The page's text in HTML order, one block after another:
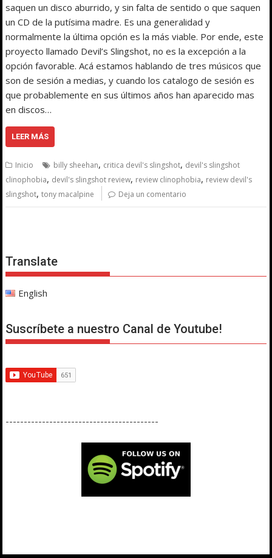
saquen un disco aburrido, y sin falta de sentido o que saquen
un CD de la putísima madre. Es una generalidad y
normalmente la última opción es la más viable. Por ende, este
proyecto llamado Devil’s Slingshot, no es la excepción a la
opción favorable. Acá estamos hablando de tres músicos que
son de sesión a medias, y cuando los catalogo de sesión es
que probablemente en sus últimos años han aparecido mas
en discos…
LEER MÁS
Inicio billy sheehan, critica devil's slingshot, devil's slingshot
clinophobia, devil's slingshot review, review clinophobia, review devil's
slingshot,tony macalpine Deja un comentario
Translate
English
Suscríbete a nuestro Canal de Youtube!
------------------------------------------